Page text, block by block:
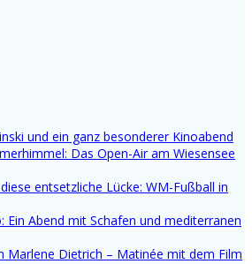
und ein ganz besonderer Kinoabend
Das Open-Air am Wiesensee
entsetzliche Lücke: WM-Fußball in
Ein Abend mit Schafen und mediterranen
Marlene Dietrich – Matinée mit dem Film